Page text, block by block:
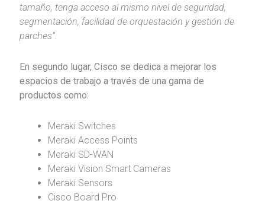
tamaño, tenga acceso al mismo nivel de seguridad,
segmentación, facilidad de orquestación y gestión de
parches”.
En segundo lugar, Cisco se dedica a mejorar los
espacios de trabajo a través de una gama de
productos como:
Meraki Switches
Meraki Access Points
Meraki SD-WAN
Meraki Vision Smart Cameras
Meraki Sensors
Cisco Board Pro